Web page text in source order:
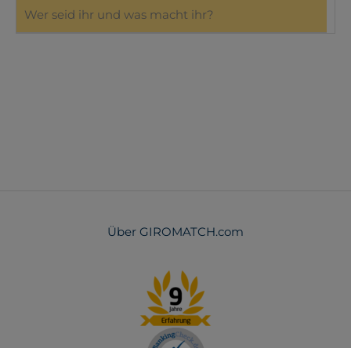
Wer seid ihr und was macht ihr?
Über GIROMATCH.com